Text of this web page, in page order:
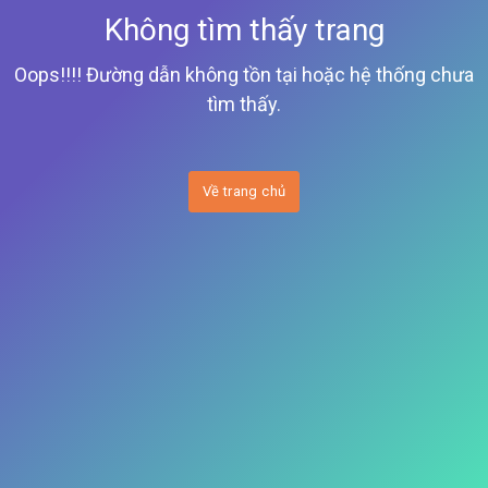
Không tìm thấy trang
Oops!!!! Đường dẫn không tồn tại hoặc hệ thống chưa
tìm thấy.
Về trang chủ